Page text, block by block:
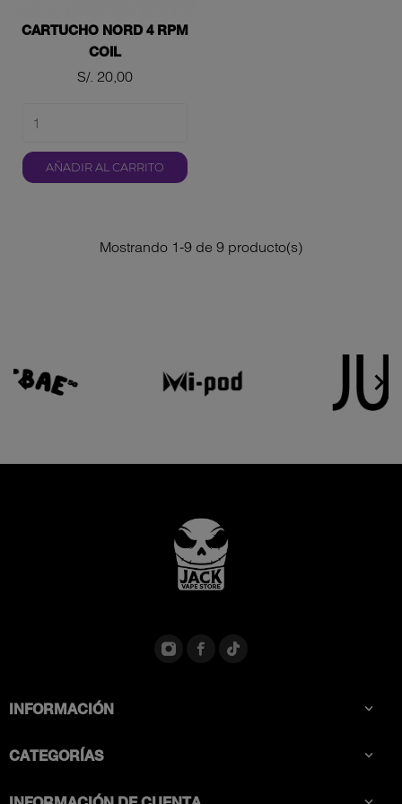
CARTUCHO NORD 4 RPM
COIL
Precio
S/. 20,00
AÑADIR AL CARRITO
Mostrando 1-9 de 9 producto(s)
 
INFORMACIÓN 
CATEGORÍAS 